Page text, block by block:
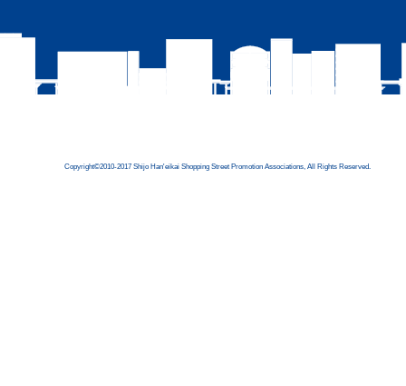
Copyright©2010-2017 Shijo Han'eikai Shopping Street Promotion Associations, All Rights Reserved.